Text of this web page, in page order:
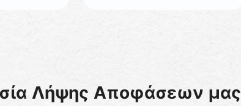
Λήψης Αποφάσεων μας